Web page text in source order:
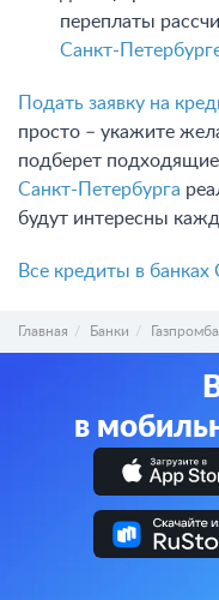
переплаты
Санкт-
Подать заявку на
просто – укажите
подберет
Санкт-Петербурга
будут интересны
Все кредиты в банках
Главная Банки